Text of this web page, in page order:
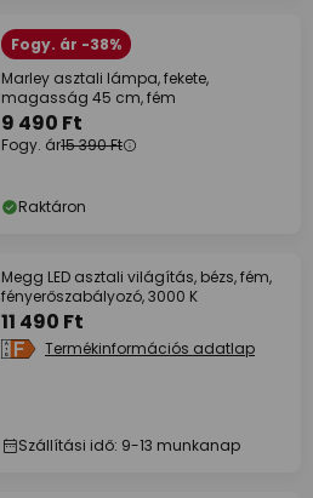
Fogy. ár -38%
Marley asztali lámpa, fekete,
magasság 45 cm, fém
9 490 Ft
Fogy. ár15 390 Ft
Raktáron
Megg LED asztali világítás, bézs, fém,
fényerőszabályozó, 3000 K
11 490 Ft
Termékinformációs adatlap
Szállítási idő: 9-13 munkanap